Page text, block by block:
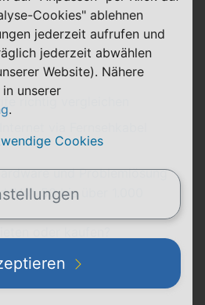
richtig vergleichen
und Problemlösung
Von 50 bis über 1.000
DSL oder Glasfaser?
Cookies" ablehnen
jederzeit aufrufen und
jederzeit abwählen
Website). Nähere
unserer
.
Cookies